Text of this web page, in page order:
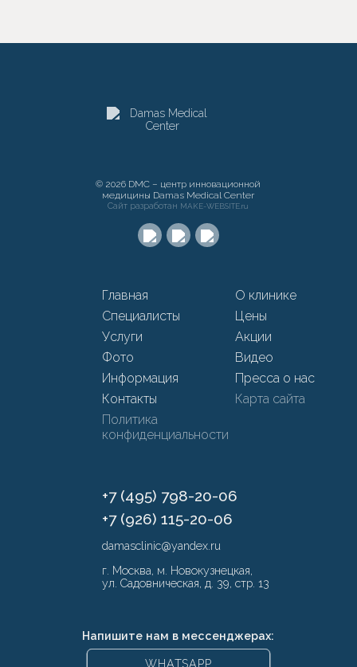
© 2026 DMC – центр инновационной
медицины Damas Medical Center
Сайт разработан MAKE-WEBSITE.ru
Главная
О клинике
Специалисты
Цены
Услуги
Акции
Фото
Видео
Информация
Пресса о нас
Контакты
Карта сайта
Политика
конфиденциальности
+7 (495) 798-20-06
+7 (926) 115-20-06
damasclinic@yandex.ru
г. Москва, м. Новокузнецкая,
ул. Садовническая, д. 39, стр. 13
Напишите нам в мессенджерах:
WHATSAPP